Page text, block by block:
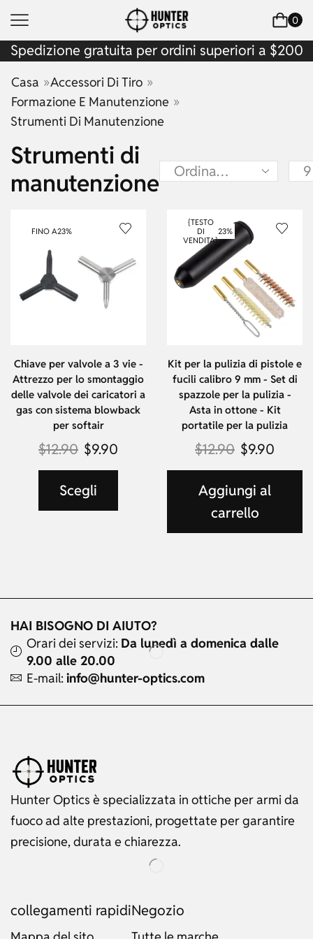
0
Spedizione gratuita per ordini superiori a $200
Casa »Accessori Di Tiro »
Formazione E Manutenzione »
Strumenti Di Manutenzione
Strumenti di
manutenzione
FINO A23%
Chiave per valvole a 3 vie -
Attrezzo per lo smontaggio
delle valvole dei caricatori a
gas con sistema blowback
per softair
$12.90 $9.90
Scegli
{TESTO
DI
VENDITA}
23%
Kit per la pulizia di pistole e
fucili calibro 9 mm - Set di
spazzole per la pulizia -
Asta in ottone - Kit
portatile per la pulizia
$12.90 $9.90
Aggiungi al
carrello
HAI BISOGNO DI AIUTO?
Orari dei servizi: Da lunedì a domenica dalle
9.00 alle 20.00
E-mail: info@hunter-optics.com
Hunter Optics è specializzata in ottiche per armi da
fuoco ad alte prestazioni, progettate per garantire
precisione, durata e chiarezza.
collegamenti rapidiNegozio